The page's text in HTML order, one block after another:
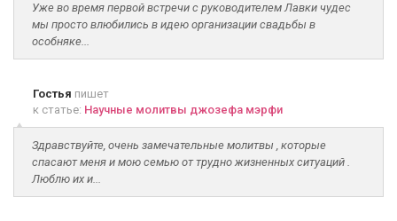
Уже во время первой встречи с руководителем Лавки чудес
мы просто влюбились в идею организации свадьбы в
особняке...
Гостья пишет
к статье: Научные молитвы джозефа мэрфи
Здравствуйте, очень замечательные молитвы , которые
спасают меня и мою семью от трудно жизненных ситуаций .
Люблю их и...